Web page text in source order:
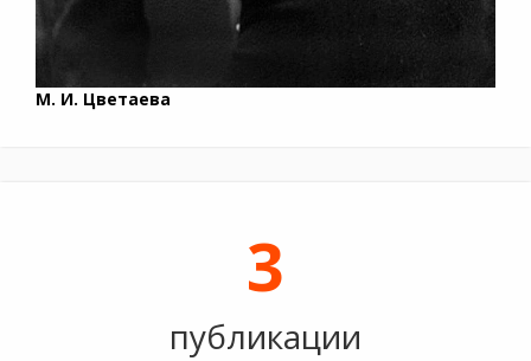
М. И. Цветаева
3
публикации